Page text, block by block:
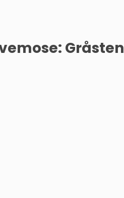
Gråsten